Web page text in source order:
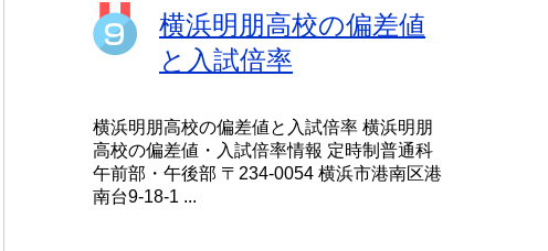
横浜明朋高校の偏差値
と入試倍率
横浜明朋高校の偏差値と入試倍率 横浜明朋
高校の偏差値・入試倍率情報 定時制普通科
午前部・午後部 〒234-0054 横浜市港南区港
南台9-18-1 ...